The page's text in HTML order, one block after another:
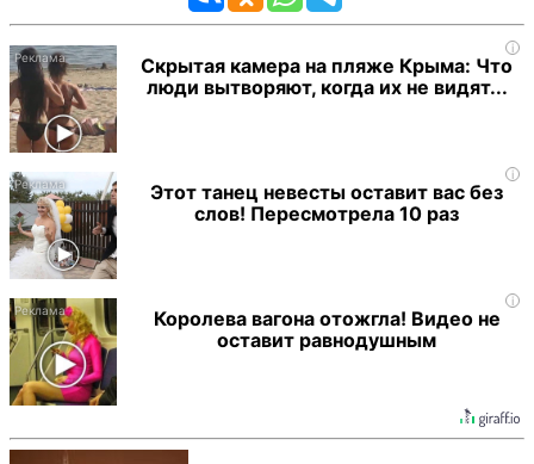
i
Скрытая камера на пляже Крыма: Что
люди вытворяют, когда их не видят...
i
Этот танец невесты оставит вас без
слов! Пересмотрела 10 раз
i
Королева вагона отожгла! Видео не
оставит равнодушным